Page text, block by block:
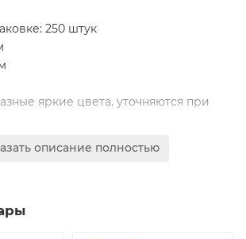
250 штук
яркие цвета, уточняются при
и густых напитков
описание полностью